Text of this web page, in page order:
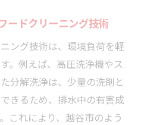
ードクリーニング技術
ング技術は、環境負荷を軽
。例えば、高圧洗浄機やス
分解洗浄は、少量の洗剤と
きるため、排水中の有害成
これにより、越谷市のよう